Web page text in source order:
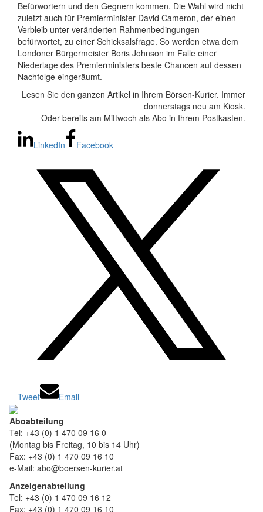
Befürwortern und den Gegnern kommen. Die Wahl wird nicht
zuletzt auch für Premierminister David Cameron, der einen
Verbleib unter veränderten Rahmenbedingungen
befürwortet, zu einer Schicksalsfrage. So werden etwa dem
Londoner Bürgermeister Boris Johnson im Falle einer
Niederlage des Premierministers beste Chancen auf dessen
Nachfolge eingeräumt.
Lesen Sie den ganzen Artikel in Ihrem Börsen-Kurier. Immer
donnerstags neu am Kiosk.
Oder bereits am Mittwoch als Abo in Ihrem Postkasten.
LinkedIn Facebook
Tweet Email
Aboabteilung
Tel: +43 (0) 1 470 09 16 0
(Montag bis Freitag, 10 bis 14 Uhr)
Fax: +43 (0) 1 470 09 16 10
e-Mail: abo@boersen-kurier.at
Anzeigenabteilung
Tel: +43 (0) 1 470 09 16 12
Fax: +43 (0) 1 470 09 16 10